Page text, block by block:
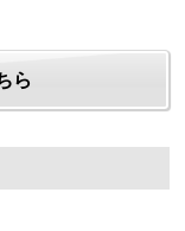
ら